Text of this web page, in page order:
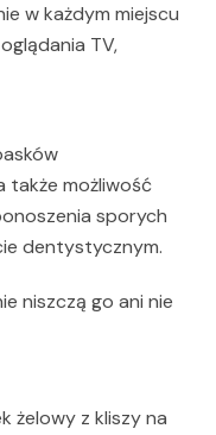
w każdym miejscu
TV,
także możliwość
sporych
dentystycznym.
niszczą go ani nie
żelowy z kliszy na